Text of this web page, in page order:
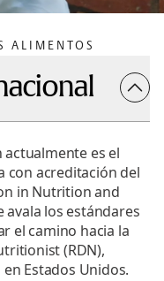
ALIMENTOS
es el
con acreditación del
in Nutrition and
avala los estándares
el camino hacia la
(RDN),
Estados Unidos.